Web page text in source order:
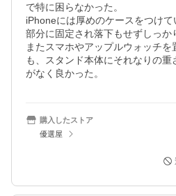
で特に困らなかった。
iPhoneには厚めのケースをつけ
部分に固定され落下もせずしっか
またスマホやアップルウォッチを
も、スタンド本体にそれなりの重
がなく良かった。
購入したストア
優選屋